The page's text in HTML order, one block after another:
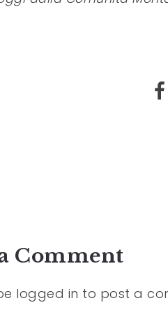
Comment
logged in to post a